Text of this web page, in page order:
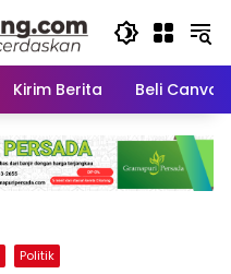
Kirim Berita Beli
Politik